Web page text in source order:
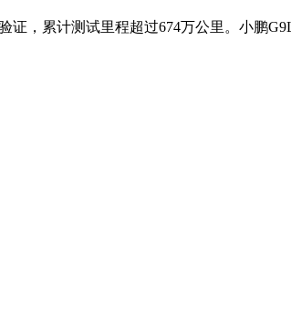
证，累计测试里程超过674万公里。小鹏